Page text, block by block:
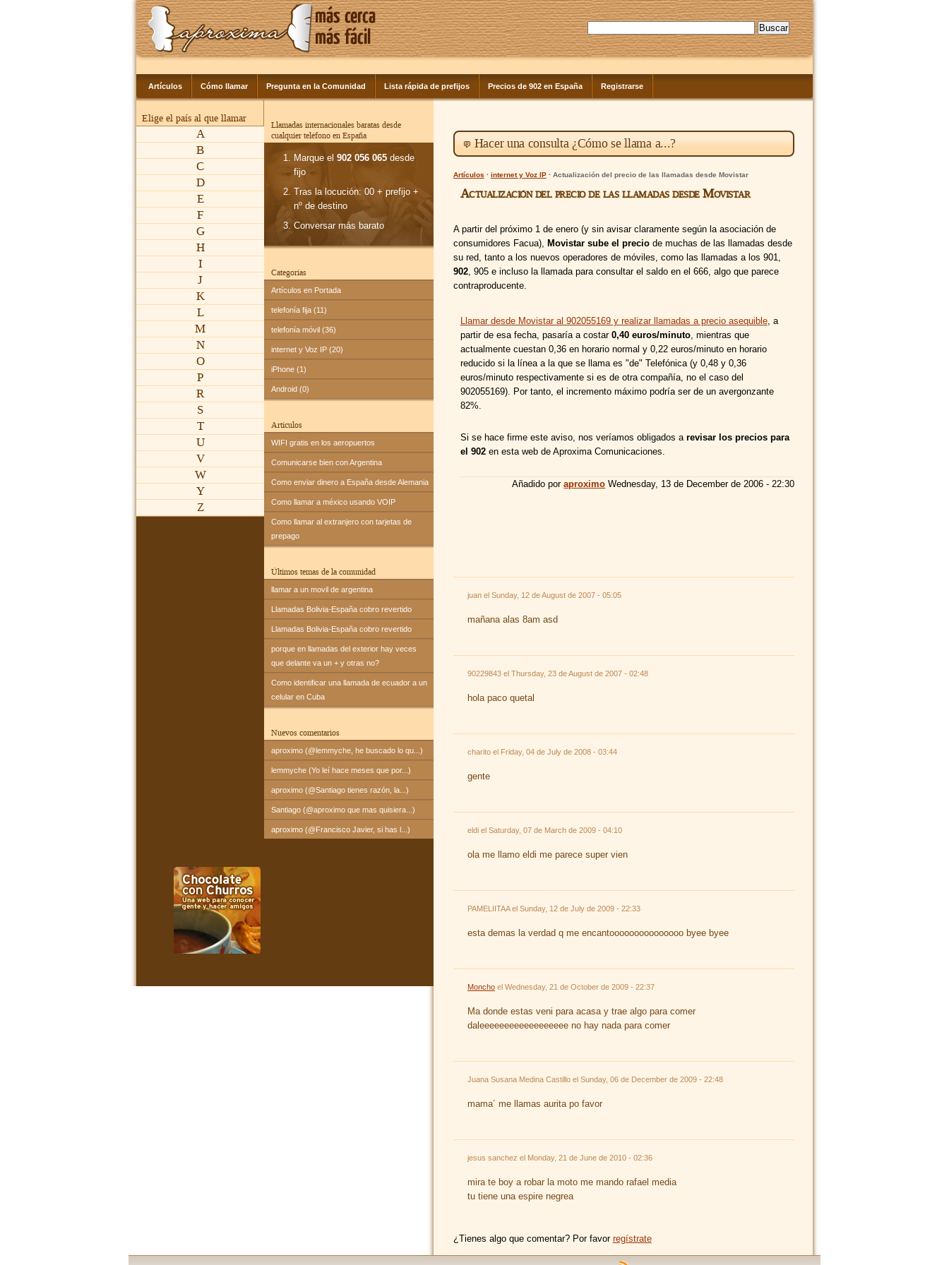
Artículos Cómo llamar Pregunta en la Comunidad Lista rápida de prefijos Precios de 902 en España Registrarse
Elige el país al que llamar
A
B
C
D
E
F
G
H
I
J
K
L
M
N
O
P
R
S
T
U
V
W
Y
Z
Llamadas internacionales baratas desde
cualquier teléfono en España
Marque el902 056 065 desde
fijo
Tras la locución: 00 + prefijo +
nº de destino
Conversar más barato
Categorías
Artículos en Portada
telefonía fija (11)
telefonía móvil (36)
internet y Voz IP (20)
iPhone (1)
Android (0)
Artículos
WIFI gratis en los aeropuertos
Comunicarse bien con Argentina
Como enviar dinero a España desde Alemania
Como llamar a méxico usando VOIP
Como llamar al extranjero con tarjetas de
prepago
Últimos temas de la comunidad
llamar a un movil de argentina
Llamadas Bolivia-España cobro revertido
Llamadas Bolivia-España cobro revertido
porque en llamadas del exterior hay veces
que delante va un + y otras no?
Como identificar una llamada de ecuador a un
celular en Cuba
Nuevos comentarios
aproximo (@lemmyche, he buscado lo qu...)
lemmyche (Yo leí hace meses que por...)
aproximo (@Santiago tienes razón, la...)
Santiago (@aproximo que mas quisiera...)
aproximo (@Francisco Javier, si has l...)
Hacer una consulta ¿Cómo se llama a...?
Artículos · internet y Voz IP· Actualización del precio de las llamadas desde Movistar
Actualización del precio de las llamadas desde Movistar
A partir del próximo 1 de enero (y sin avisar claramente según la asociación de
consumidores Facua), Movistar sube el preciode muchas de las llamadas desde
su red, tanto a los nuevos operadores de móviles, como las llamadas a los 901,
902, 905 e incluso la llamada para consultar el saldo en el 666, algo que parece
contraproducente.
Llamar desde Movistar al 902055169 y realizar llamadas a precio asequible, a
partir de esa fecha, pasaría a costar 0,40 euros/minuto, mientras que
actualmente cuestan 0,36 en horario normal y 0,22 euros/minuto en horario
reducido si la línea a la que se llama es "de" Telefónica (y 0,48 y 0,36
euros/minuto respectivamente si es de otra compañía, no el caso del
902055169). Por tanto, el incremento máximo podría ser de un avergonzante
82%.
Si se hace firme este aviso, nos veríamos obligados a revisar los precios para
el 902en esta web de Aproxima Comunicaciones.
Añadido poraproximo Wednesday, 13 de December de 2006 - 22:30
juan el Sunday, 12 de August de 2007 - 05:05
mañana alas 8am asd
90229843 el Thursday, 23 de August de 2007 - 02:48
hola paco quetal
charito el Friday, 04 de July de 2008 - 03:44
gente
eldi el Saturday, 07 de March de 2009 - 04:10
ola me llamo eldi me parece super vien
PAMELIITAA el Sunday, 12 de July de 2009 - 22:33
esta demas la verdad q me encantooooooooooooooo byee byee
Monchoel Wednesday, 21 de October de 2009 - 22:37
Ma donde estas veni para acasa y trae algo para comer
daleeeeeeeeeeeeeeeeee no hay nada para comer
Juana Susana Medina Castillo el Sunday, 06 de December de 2009 - 22:48
mama´ me llamas aurita po favor
jesus sanchez el Monday, 21 de June de 2010 - 02:36
mira te boy a robar la moto me mando rafael media
tu tiene una espire negrea
¿Tienes algo que comentar? Por favor regístrate